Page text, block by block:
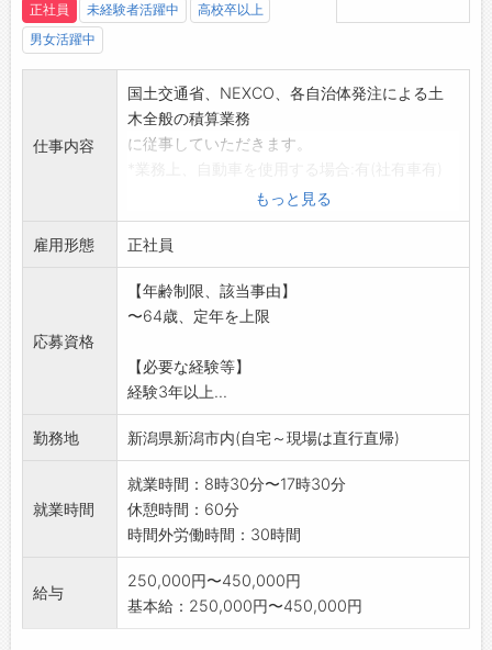
正社員 未経験者活躍中
高校卒以上
男女活躍中
仕事内容
国土交通省、NEXCO、各自治体発注による土
木全般の積算業務
に従事していただきます。
*変更範囲:変更なしもっと見る
雇用形態 正社員
応募資格
【年齢制限、該当事由】
〜64歳、定年を上限
【必要な経験等】
経験3年以上...
勤務地 新潟県新潟市内(自宅～現場は直行直帰)
就業時間
就業時間：8時30分〜17時30分
休憩時間：60分
時間外労働時間：30時間
給与
250,000円〜450,000円
基本給：250,000円〜450,000円